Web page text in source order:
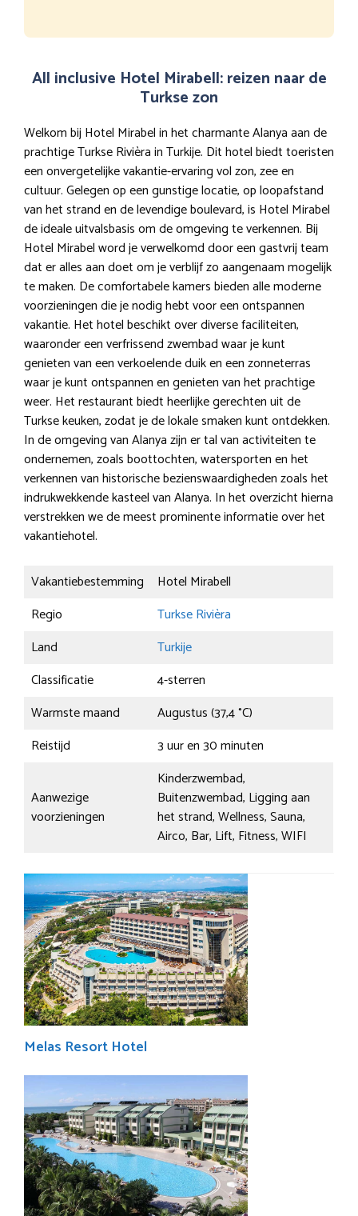
All inclusive Hotel Mirabell: reizen naar de
Turkse zon
Welkom bij Hotel Mirabel in het charmante Alanya aan de
prachtige Turkse Rivièra in Turkije. Dit hotel biedt toeristen
een onvergetelijke vakantie-ervaring vol zon, zee en
cultuur. Gelegen op een gunstige locatie, op loopafstand
van het strand en de levendige boulevard, is Hotel Mirabel
de ideale uitvalsbasis om de omgeving te verkennen. Bij
Hotel Mirabel word je verwelkomd door een gastvrij team
dat er alles aan doet om je verblijf zo aangenaam mogelijk
te maken. De comfortabele kamers bieden alle moderne
voorzieningen die je nodig hebt voor een ontspannen
vakantie. Het hotel beschikt over diverse faciliteiten,
waaronder een verfrissend zwembad waar je kunt
genieten van een verkoelende duik en een zonneterras
waar je kunt ontspannen en genieten van het prachtige
weer. Het restaurant biedt heerlijke gerechten uit de
Turkse keuken, zodat je de lokale smaken kunt ontdekken.
In de omgeving van Alanya zijn er tal van activiteiten te
ondernemen, zoals boottochten, watersporten en het
verkennen van historische bezienswaardigheden zoals het
indrukwekkende kasteel van Alanya. In het overzicht hierna
verstrekken we de meest prominente informatie over het
vakantiehotel.
Vakantiebestemming
Hotel Mirabell
Regio
Turkse Rivièra
Land
Turkije
Classificatie
4-sterren
Warmste maand
Augustus (37,4 °C)
Reistijd
3 uur en 30 minuten
Aanwezige
voorzieningen
Kinderzwembad,
Buitenzwembad, Ligging aan
het strand, Wellness, Sauna,
Airco, Bar, Lift, Fitness, WIFI
Melas Resort Hotel